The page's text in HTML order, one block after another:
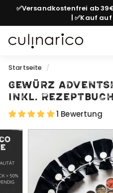
Direkt
Inhalt
✅Versandkostenfrei ab
| ✅Kauf
c
l
i
n
a
i
o
Startseite /
Gewürz
inkl.
1 Bewertung